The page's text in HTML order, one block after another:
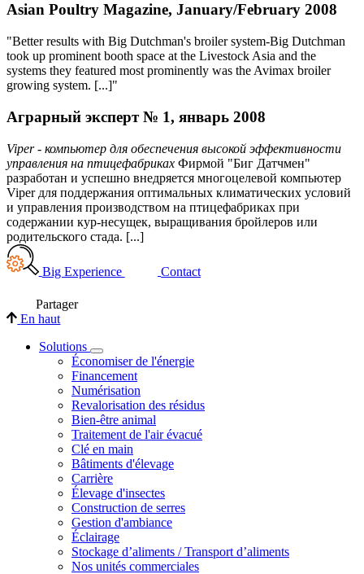
Asian Poultry Magazine, January/February 2008
"Better results with Big Dutchman's broiler system-Big Dutchman
took up prominent booth space at the Livestock Asia and the
systems they featured most prominently was the Avimax broiler
growing system. [...]"
Аграрный эксперт № 1, январь 2008
Viper - компьютер для обеспечения высокой эффективности
управления на птицефабриках Фирмой "Биг Датчмен"
разработан и успешно внедряется многоцелевой компьютер
Viper для поддержания оптимальных климатических условий
и управления производством на птицефабриках при
содержании кур-несущек, выращивания бройлеров или
родительского стада. [...]
Big Experience Contact
Partager
En haut
Solutions
Économiser de l'énergie
Financement
Numérisation
Revalorisation des résidus
Bien-être animal
Traitement de l'air évacué
Clé en main
Bâtiments d'élevage
Carrière
Élevage d'insectes
Construction de serres
Gestion d'ambiance
Éclairage
Stockage d’aliments / Transport d’aliments
Nos unités commerciales